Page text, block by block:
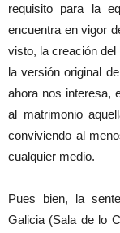
requisito para la
encuentra en vigor
visto, la creación
la versión original
ahora nos interesa,
al matrimonio
conviviendo al
cualquier medio.
Pues bien, la
Galicia (Sala de lo